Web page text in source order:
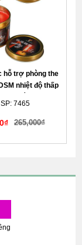
hỗ trợ phòng the
nhiệt độ thấp
SP: 7465
265,000₫